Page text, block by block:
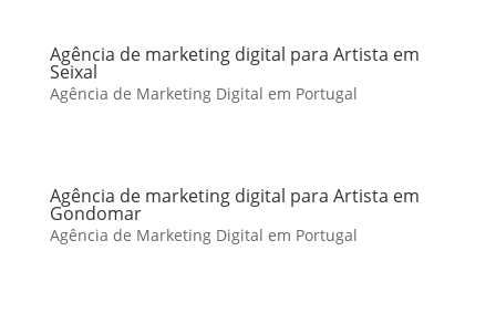
Agência de marketing digital para Artista em
Seixal
Agência de Marketing Digital em Portugal
Agência de marketing digital para Artista em
Gondomar
Agência de Marketing Digital em Portugal